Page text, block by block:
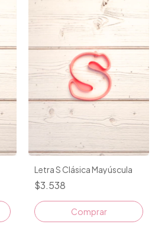
Letra S Clásica Mayúscula
$3.538
Comprar